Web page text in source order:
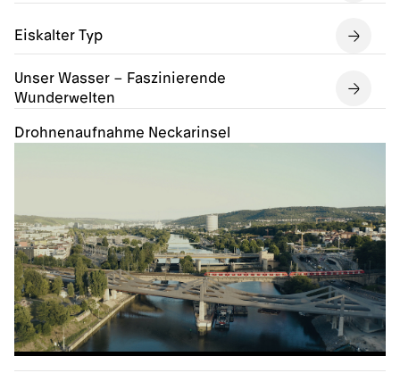
Eiskalter Typ
Unser Wasser – Faszinierende
Wunderwelten
Drohnenaufnahme Neckarinsel